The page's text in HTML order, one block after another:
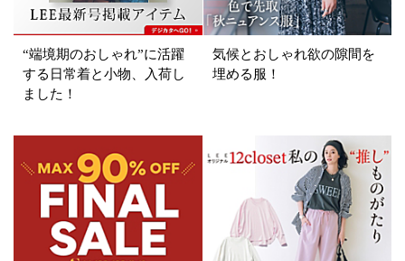
ホワイト ブラック グレー
ベージュ ブラウン オレンジ
イエロー
ブルー
ゴールド シルバー マルチ
“端境期のおしゃれ”に活躍
する日常着と小物、入荷し
ました！
気候とおしゃれ欲の隙間を
埋める服！